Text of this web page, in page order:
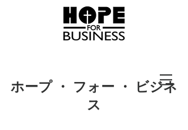
ホープ ・ フォー ・ ビジネ
ス